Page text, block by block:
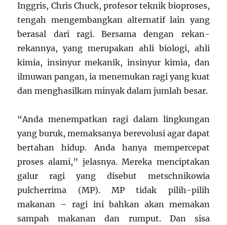
Inggris, Chris Chuck, profesor teknik bioproses,
tengah mengembangkan alternatif lain yang
berasal dari ragi. Bersama dengan rekan-
rekannya, yang merupakan ahli biologi, ahli
kimia, insinyur mekanik, insinyur kimia, dan
ilmuwan pangan, ia menemukan ragi yang kuat
dan menghasilkan minyak dalam jumlah besar.
“Anda menempatkan ragi dalam lingkungan
yang buruk, memaksanya berevolusi agar dapat
bertahan hidup. Anda hanya mempercepat
proses alami,” jelasnya. Mereka menciptakan
galur ragi yang disebut metschnikowia
pulcherrima (MP). MP tidak pilih-pilih
makanan – ragi ini bahkan akan memakan
sampah makanan dan rumput. Dan sisa